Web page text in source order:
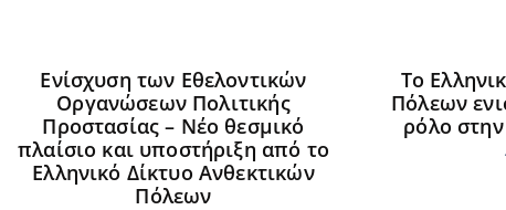
Ενίσχυση των Εθελοντικών
Οργανώσεων Πολιτικής
Προστασίας – Νέο θεσμικό
πλαίσιο και υποστήριξη από το
Ελληνικό Δίκτυο Ανθεκτικών
Πόλεων
Το
Πόλεων
ρόλο